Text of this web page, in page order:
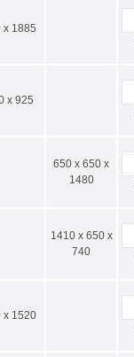
x 1885
x 925
650 x 650 x
1480
1410 x 650 x
740
x 1520